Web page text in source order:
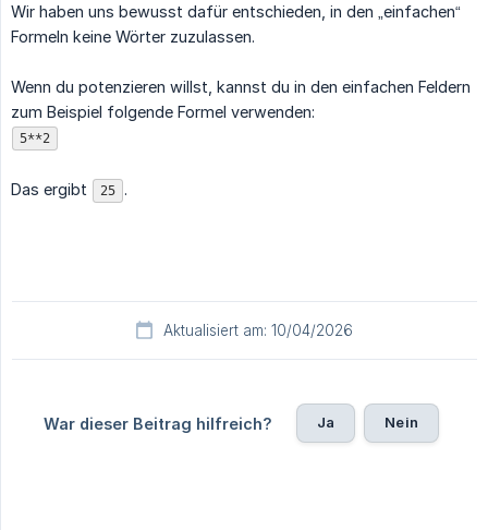
Wir haben uns bewusst dafür entschieden, in den „einfachen“
Formeln keine Wörter zuzulassen.
Wenn du potenzieren willst, kannst du in den einfachen Feldern
zum Beispiel folgende Formel verwenden:
5**2
Das ergibt 25 .
Aktualisiert am: 10/04/2026
War dieser Beitrag hilfreich? Ja Nein